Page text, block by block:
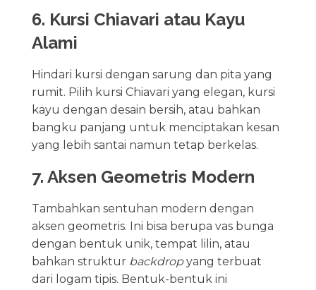
6. Kursi Chiavari atau Kayu
Alami
Hindari kursi dengan sarung dan pita yang
rumit. Pilih kursi Chiavari yang elegan, kursi
kayu dengan desain bersih, atau bahkan
bangku panjang untuk menciptakan kesan
yang lebih santai namun tetap berkelas.
7. Aksen Geometris Modern
Tambahkan sentuhan modern dengan
aksen geometris. Ini bisa berupa vas bunga
dengan bentuk unik, tempat lilin, atau
bahkan struktur backdropyang terbuat
dari logam tipis. Bentuk-bentuk ini